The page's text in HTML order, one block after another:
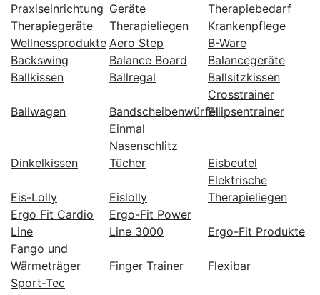
Praxiseinrichtung Geräte
Therapiebedarf
Therapiegeräte
Therapieliegen
Krankenpflege
Wellnessprodukte Aero Step
B-Ware
Backswing
Balance Board
Balancegeräte
Ballkissen
Ballregal Ballsitzkissen
Ballwagen Bandscheibenwürfel
Crosstrainer
Ellipsentrainer
Dinkelkissen
Einmal
Nasenschlitz
Tücher
Eisbeutel
Eis-Lolly Eislolly
Elektrische
Therapieliegen
Ergo Fit Cardio
Line
Ergo-Fit Power
Line 3000
Ergo-Fit Produkte
Fango und
Wärmeträger
Finger Trainer
Flexibar
Sport-Tec